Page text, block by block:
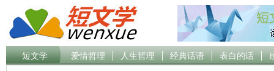
短文学 爱情哲理 人生哲理 经典话语 表白的话